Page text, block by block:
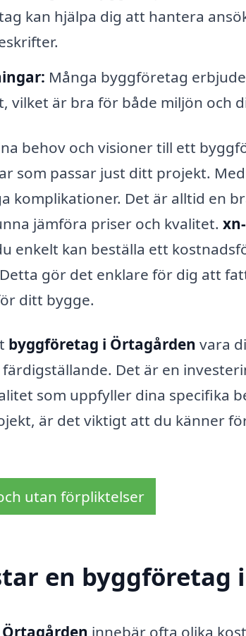
kan hjälpa dig att hantera
Många byggföretag
vilket är bra för både miljön och
behov och visioner till ett
som passar just ditt projekt.
komplikationer. Det är alltid en
jämföra priser och kvalitet.
enkelt kan beställa ett
gör det enklare för dig att
ditt bygge.
byggföretag i Örtagården vara
Det är en
som uppfyller dina specifika
är det viktigt att du känner
utan förpliktelser
en byggföretag
innebär ofta olika